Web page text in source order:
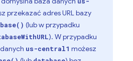
przekazać adres URL bazy
(lub w przypadku
). W przypadku
us-central1 możesz